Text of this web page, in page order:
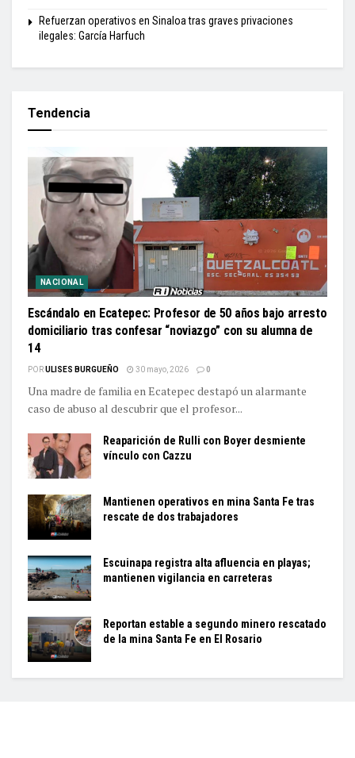
Refuerzan operativos en Sinaloa tras graves privaciones
ilegales: García Harfuch
Tendencia
NACIONAL
Escándalo en Ecatepec: Profesor de 50 años bajo arresto
domiciliario tras confesar “noviazgo” con su alumna de
14
PORULISES BURGUEÑO 30 mayo, 2026 0
Una madre de familia en Ecatepec destapó un alarmante
caso de abuso al descubrir que el profesor...
Reaparición de Rulli con Boyer desmiente
vínculo con Cazzu
Mantienen operativos en mina Santa Fe tras
rescate de dos trabajadores
Escuinapa registra alta afluencia en playas;
mantienen vigilancia en carreteras
Reportan estable a segundo minero rescatado
de la mina Santa Fe en El Rosario